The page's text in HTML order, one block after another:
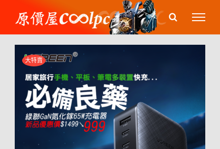
content
大特賣